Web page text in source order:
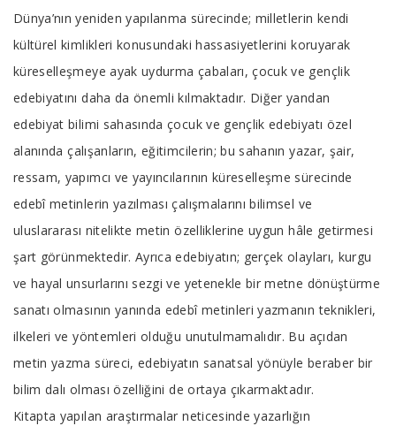
Dünya’nın yeniden yapılanma sürecinde; milletlerin kendi
kültürel kimlikleri konusundaki hassasiyetlerini koruyarak
küreselleşmeye ayak uydurma çabaları, çocuk ve gençlik
edebiyatını daha da önemli kılmaktadır. Diğer yandan
edebiyat bilimi sahasında çocuk ve gençlik edebiyatı özel
alanında çalışanların, eğitimcilerin; bu sahanın yazar, şair,
ressam, yapımcı ve yayıncılarının küreselleşme sürecinde
edebî metinlerin yazılması çalışmalarını bilimsel ve
uluslararası nitelikte metin özelliklerine uygun hâle getirmesi
şart görünmektedir. Ayrıca edebiyatın; gerçek olayları, kurgu
ve hayal unsurlarını sezgi ve yetenekle bir metne dönüştürme
sanatı olmasının yanında edebî metinleri yazmanın teknikleri,
ilkeleri ve yöntemleri olduğu unutulmamalıdır. Bu açıdan
metin yazma süreci, edebiyatın sanatsal yönüyle beraber bir
bilim dalı olması özelliğini de ortaya çıkarmaktadır.
Kitapta yapılan araştırmalar neticesinde yazarlığın